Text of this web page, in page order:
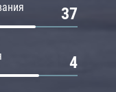
37
4